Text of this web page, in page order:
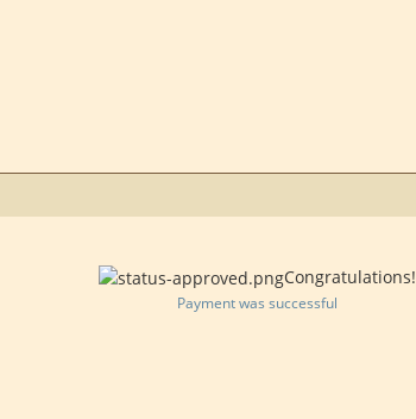
Congratulations!
Payment was successful